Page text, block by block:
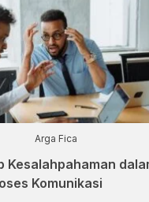
Arga Fica
Kesalahpahaman
Komunikasi